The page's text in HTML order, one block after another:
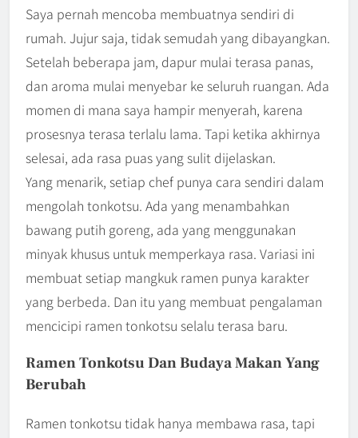
Saya pernah mencoba membuatnya sendiri di
rumah. Jujur saja, tidak semudah yang dibayangkan.
Setelah beberapa jam, dapur mulai terasa panas,
dan aroma mulai menyebar ke seluruh ruangan. Ada
momen di mana saya hampir menyerah, karena
prosesnya terasa terlalu lama. Tapi ketika akhirnya
selesai, ada rasa puas yang sulit dijelaskan.
Yang menarik, setiap chef punya cara sendiri dalam
mengolah tonkotsu. Ada yang menambahkan
bawang putih goreng, ada yang menggunakan
minyak khusus untuk memperkaya rasa. Variasi ini
membuat setiap mangkuk ramen punya karakter
yang berbeda. Dan itu yang membuat pengalaman
mencicipi ramen tonkotsu selalu terasa baru.
Ramen Tonkotsu Dan Budaya Makan Yang
Berubah
Ramen tonkotsu tidak hanya membawa rasa, tapi